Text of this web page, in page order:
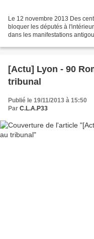
Le 12 novembre 2013 Des
bloquer les députés à
dans les manifestations
[Actu] Lyon - 90
tribunal
Publié le 19/11/2013 à 15:50
Par C.L.A.P33